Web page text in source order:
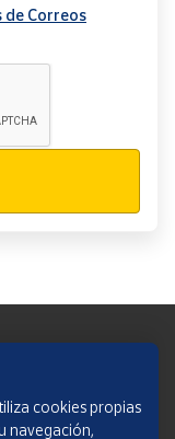
de Correos
cookies propias
navegación,